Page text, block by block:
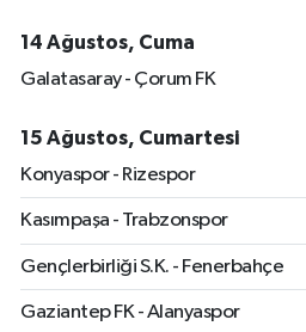
14 Ağustos, Cuma
Galatasaray - Çorum FK
15 Ağustos, Cumartesi
Konyaspor - Rizespor
Kasımpaşa - Trabzonspor
Gençlerbirliği S.K. - Fenerbahçe
Gaziantep FK - Alanyaspor